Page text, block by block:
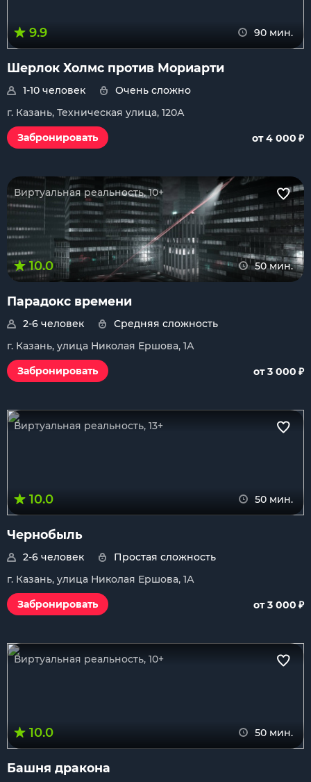
9.9 90 мин.
Шерлок Холмс против Мориарти
1-10 человек
Очень сложно
г. Казань, Техническая улица, 120А
Забронировать
от 4 000 ₽
Виртуальная реальность, 10+
10.0 50 мин.
Парадокс времени
2-6 человек
Средняя сложность
г. Казань, улица Николая Ершова, 1А
Забронировать
от 3 000 ₽
Виртуальная реальность, 13+
10.0 50 мин.
Чернобыль
2-6 человек
Простая сложность
г. Казань, улица Николая Ершова, 1А
Забронировать
от 3 000 ₽
Виртуальная реальность, 10+
10.0 50 мин.
Башня дракона